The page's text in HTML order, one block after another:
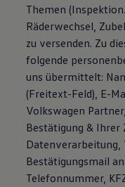
Themen
Räderwechsel,
zu versenden. Zu
folgende
uns übermittelt:
(Freitext-Feld), E-
Volkswagen
Bestätigung & Ihrer
Datenverarbeitung,
Bestätigungsmail
Telefonnummer,